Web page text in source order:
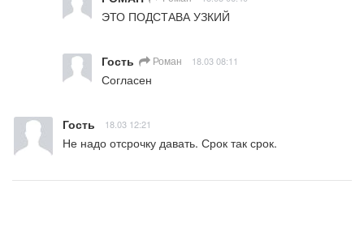
ЭТО ПОДСТАВА УЗКИЙ
Гость Роман 18.03 08:11
Согласен
Гость 18.03 12:21
Не надо отсрочку давать. Срок так срок.